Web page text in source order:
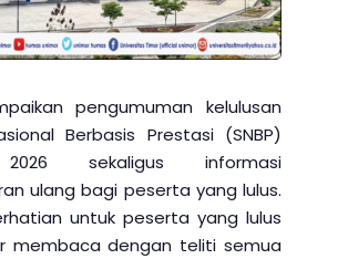
pengumuman kelulusan
Berbasis Prestasi (SNBP)
sekaligus informasi
ulang bagi peserta yang lulus.
untuk peserta yang lulus
membaca dengan teliti semua